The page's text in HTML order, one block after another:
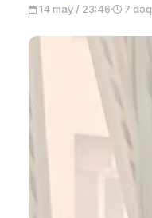
14 may / 23:46 7 dəq